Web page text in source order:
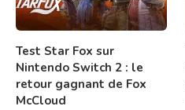
Test Star Fox sur
Nintendo Switch 2 : le
retour gagnant de Fox
McCloud